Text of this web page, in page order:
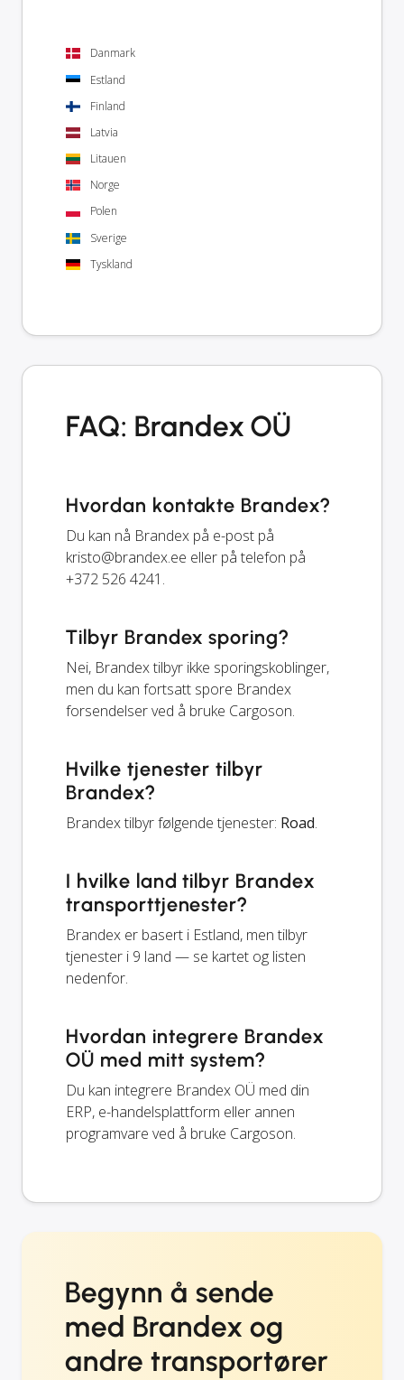
Danmark
Estland
Finland
Latvia
Litauen
Norge
Polen
Sverige
Tyskland
FAQ: Brandex OÜ
Hvordan kontakte Brandex?
Du kan nå Brandex på e-post på
kristo@brandex.ee eller på telefon på
+372 526 4241.
Tilbyr Brandex sporing?
Nei, Brandex tilbyr ikke sporingskoblinger,
men du kan fortsatt spore Brandex
forsendelser ved å bruke Cargoson.
Hvilke tjenester tilbyr
Brandex?
Brandex tilbyr følgende tjenester: Road.
I hvilke land tilbyr Brandex
transporttjenester?
Brandex er basert i Estland, men tilbyr
tjenester i 9 land — se kartet og listen
nedenfor.
Hvordan integrere Brandex
OÜ med mitt system?
Du kan integrere Brandex OÜ med din
ERP, e-handelsplattform eller annen
programvare ved å bruke Cargoson.
Begynn å sende
med Brandex og
andre transportører